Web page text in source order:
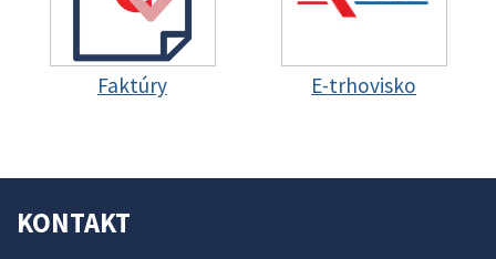
Faktúry E-trhovisko
KONTAKT